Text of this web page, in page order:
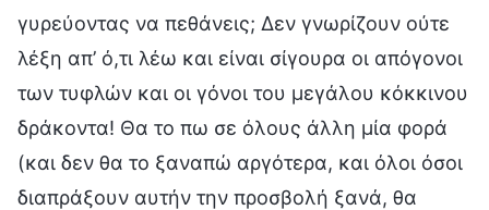
γυρεύοντας να πεθάνεις; Δεν γνωρίζουν ούτε
λέξη απ’ ό,τι λέω και είναι σίγουρα οι απόγονοι
των τυφλών και οι γόνοι του μεγάλου κόκκινου
δράκοντα! Θα το πω σε όλους άλλη μία φορά
(και δεν θα το ξαναπώ αργότερα, και όλοι όσοι
διαπράξουν αυτήν την προσβολή ξανά, θα